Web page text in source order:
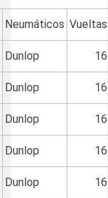
Neumáticos Vueltas
Dunlop 16
Dunlop 16
Dunlop 16
Dunlop 16
Dunlop
16